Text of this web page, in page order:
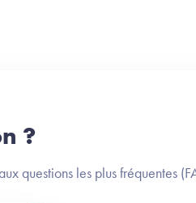
?
questions les plus fréquentes